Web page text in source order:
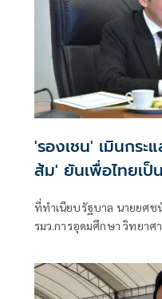
'รองเชน' เมินกระ
ส้ม' ยันเพื่อไทยเป็
แข็ง
ที่ทำเนียบรัฐบาล นายยศช
รมว.การอุดมศึกษา วิทยาศ